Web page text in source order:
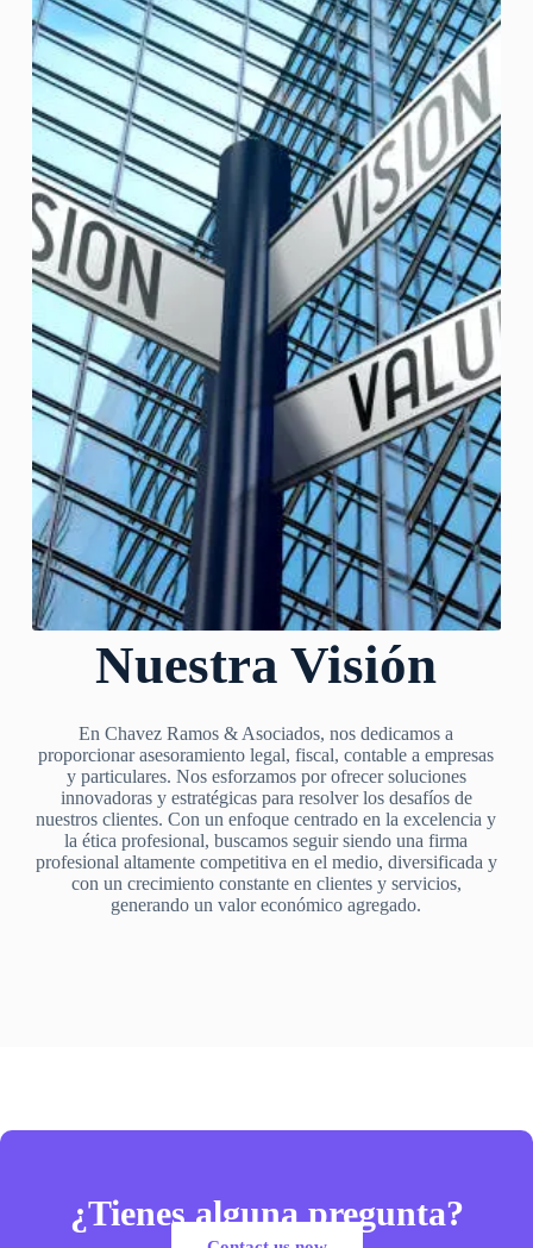
Nuestra Visión
En Chavez Ramos & Asociados, nos dedicamos a
proporcionar asesoramiento legal, fiscal, contable a empresas
y particulares. Nos esforzamos por ofrecer soluciones
innovadoras y estratégicas para resolver los desafíos de
nuestros clientes. Con un enfoque centrado en la excelencia y
la ética profesional, buscamos seguir siendo una firma
profesional altamente competitiva en el medio, diversificada y
con un crecimiento constante en clientes y servicios,
generando un valor económico agregado.
¿Tienes alguna pregunta?